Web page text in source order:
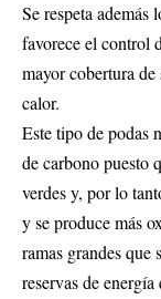
Se respeta además
favorece el control
mayor cobertura
calor.
Este tipo de podas
de carbono puesto
verdes y, por lo
y se produce más
ramas grandes que
reservas de